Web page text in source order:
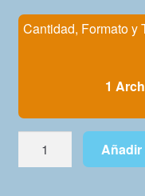
Cantidad, Formato y
1
HARDOR
Añadir